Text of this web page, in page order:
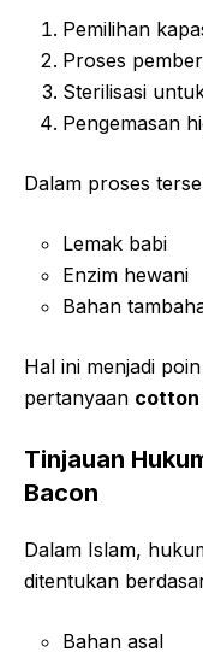
Pemilihan
Proses
Sterilisasi
Pengemasan
Dalam proses
Lemak babi
Enzim hewani
Bahan
Hal ini menjadi
pertanyaan cotton
Tinjauan
Bacon
Dalam Islam,
ditentukan
Bahan asal